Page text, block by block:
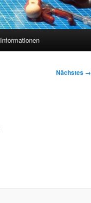
Informationen
Nächstes →